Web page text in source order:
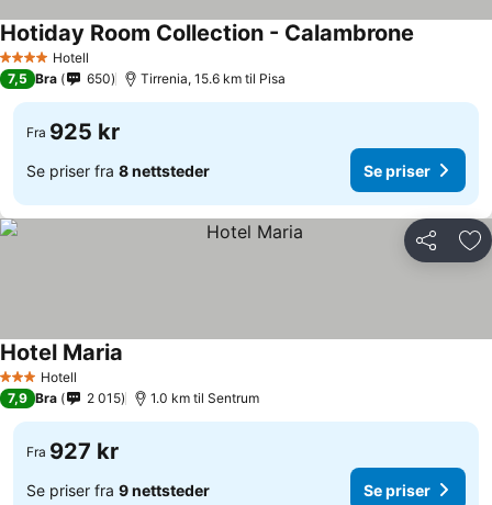
4 StjernerHotell
Hotiday Room Collection - Calambrone
7,5 Bra 650 Tirrenia, 15.6 km til Pisa
Fra 925 kr
Se priser fra 8 nettsteder Se priser
Del
3 StjernerHotell
Hotel Maria
7,9 Bra 2 015 1.0 km til Sentrum
Fra 927 kr
Se priser fra 9 nettsteder Se priser